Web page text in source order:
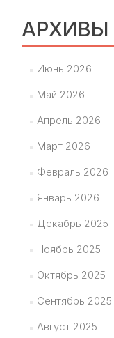
АРХИВЫ
Июнь 2026
Май 2026
Апрель 2026
Март 2026
Февраль 2026
Январь 2026
Декабрь 2025
Ноябрь 2025
Октябрь 2025
Сентябрь 2025
Август 2025